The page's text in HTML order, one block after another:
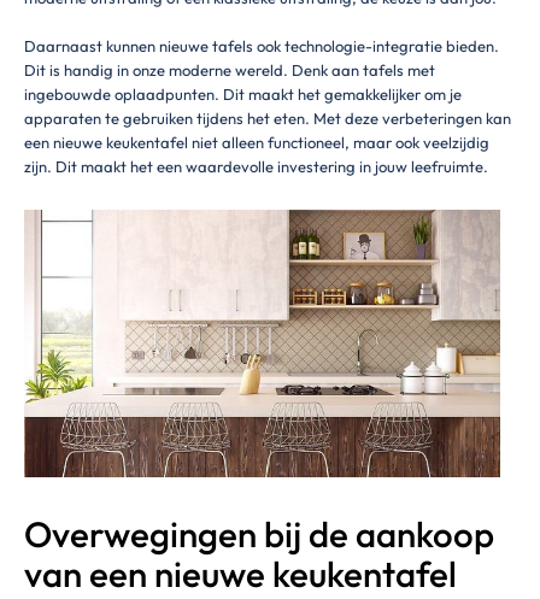
Daarnaast kunnen nieuwe tafels ook technologie-integratie bieden.
Dit is handig in onze moderne wereld. Denk aan tafels met
ingebouwde oplaadpunten. Dit maakt het gemakkelijker om je
apparaten te gebruiken tijdens het eten. Met deze verbeteringen kan
een nieuwe keukentafel niet alleen functioneel, maar ook veelzijdig
zijn. Dit maakt het een waardevolle investering in jouw leefruimte.
Overwegingen bij de aankoop
van een nieuwe keukentafel